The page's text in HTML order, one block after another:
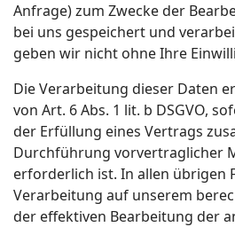
Anfrage) zum Zwecke der
bei uns gespeichert und
geben wir nicht ohne Ihre
Die Verarbeitung dieser Daten
von Art. 6 Abs. 1 lit. b DSGVO,
der Erfüllung eines Vertrags
Durchführung vorvertraglicher
erforderlich ist. In allen übrigen
Verarbeitung auf unserem
der effektiven Bearbeitung der